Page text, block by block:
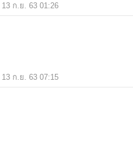
13 ก.ย. 63 01:26
13 ก.ย. 63 07:15